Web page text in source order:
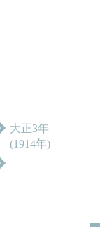
大正3年
(1914年)